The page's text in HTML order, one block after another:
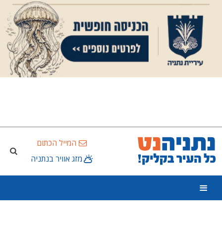
המייל הכתום
מזג אוויר בנתניה